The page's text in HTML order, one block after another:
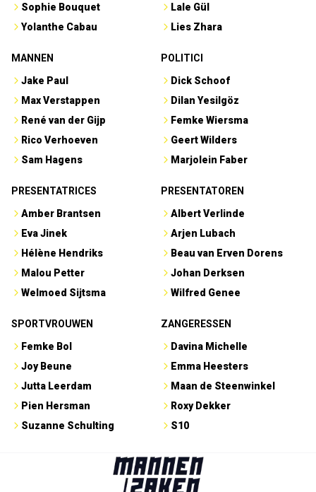
Sophie Bouquet
Yolanthe Cabau
Lale Gül
Lies Zhara
MANNEN
Jake Paul
Max Verstappen
René van der Gijp
Rico Verhoeven
Sam Hagens
POLITICI
Dick Schoof
Dilan Yesilgöz
Femke Wiersma
Geert Wilders
Marjolein Faber
PRESENTATRICES
Amber Brantsen
Eva Jinek
Hélène Hendriks
Malou Petter
Welmoed Sijtsma
PRESENTATOREN
Albert Verlinde
Arjen Lubach
Beau van Erven Dorens
Johan Derksen
Wilfred Genee
SPORTVROUWEN
Femke Bol
Joy Beune
Jutta Leerdam
Pien Hersman
Suzanne Schulting
ZANGERESSEN
Davina Michelle
Emma Heesters
Maan de Steenwinkel
Roxy Dekker
S10